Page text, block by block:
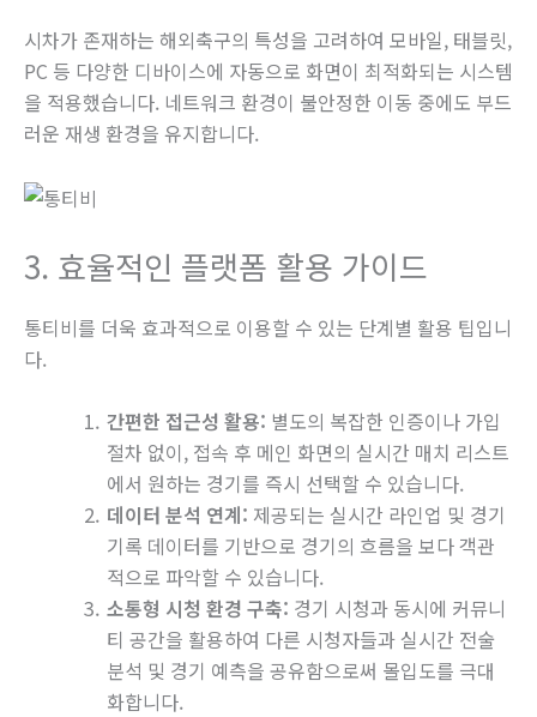
시차가 존재하는 해외축구의 특성을 고려하여 모바일, 태블릿,
PC 등 다양한 디바이스에 자동으로 화면이 최적화되는 시스템
을 적용했습니다. 네트워크 환경이 불안정한 이동 중에도 부드
러운 재생 환경을 유지합니다.
3. 효율적인 플랫폼 활용 가이드
통티비를 더욱 효과적으로 이용할 수 있는 단계별 활용 팁입니
다.
간편한 접근성 활용: 별도의 복잡한 인증이나 가입
절차 없이, 접속 후 메인 화면의 실시간 매치 리스트
에서 원하는 경기를 즉시 선택할 수 있습니다.
데이터 분석 연계: 제공되는 실시간 라인업 및 경기
기록 데이터를 기반으로 경기의 흐름을 보다 객관
적으로 파악할 수 있습니다.
소통형 시청 환경 구축: 경기 시청과 동시에 커뮤니
티 공간을 활용하여 다른 시청자들과 실시간 전술
분석 및 경기 예측을 공유함으로써 몰입도를 극대
화합니다.